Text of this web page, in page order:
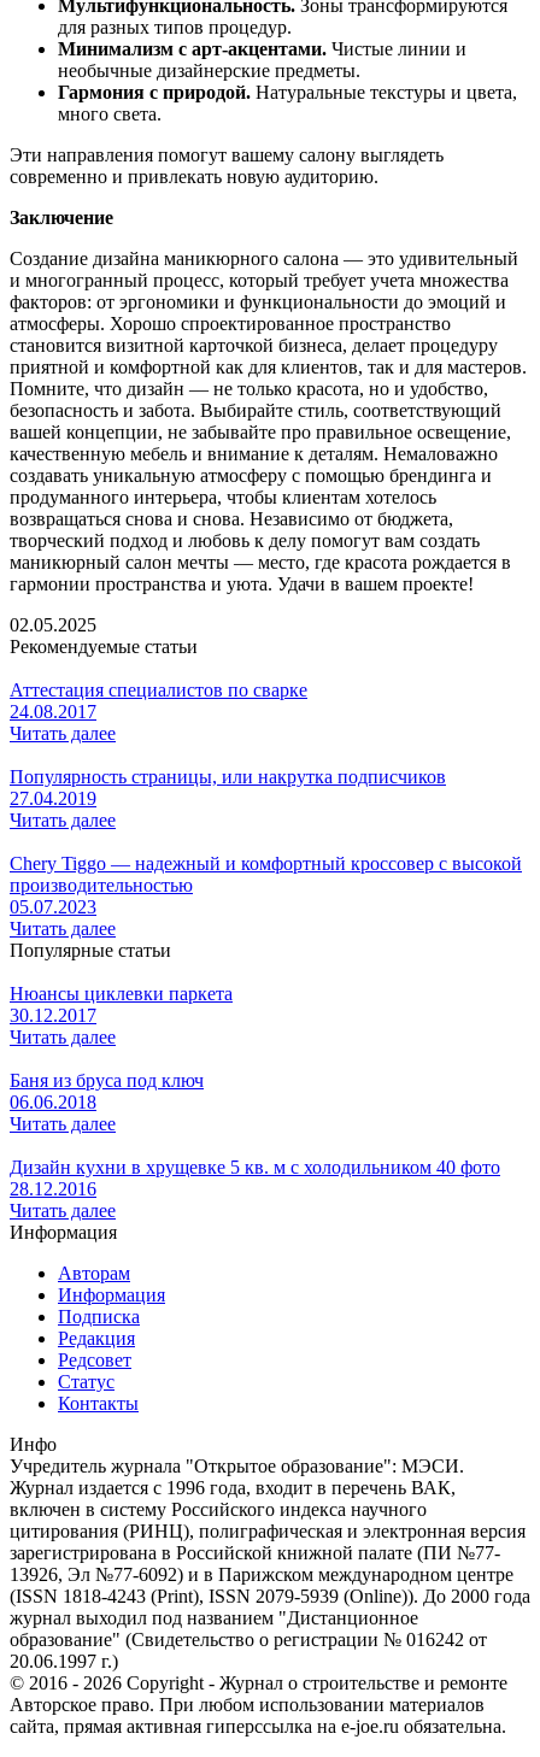
Мультифункциональность. Зоны трансформируются
для разных типов процедур.
Минимализм с арт-акцентами. Чистые линии и
необычные дизайнерские предметы.
Гармония с природой. Натуральные текстуры и цвета,
много света.
Эти направления помогут вашему салону выглядеть
современно и привлекать новую аудиторию.
Заключение
Создание дизайна маникюрного салона — это удивительный
и многогранный процесс, который требует учета множества
факторов: от эргономики и функциональности до эмоций и
атмосферы. Хорошо спроектированное пространство
становится визитной карточкой бизнеса, делает процедуру
приятной и комфортной как для клиентов, так и для мастеров.
Помните, что дизайн — не только красота, но и удобство,
безопасность и забота. Выбирайте стиль, соответствующий
вашей концепции, не забывайте про правильное освещение,
качественную мебель и внимание к деталям. Немаловажно
создавать уникальную атмосферу с помощью брендинга и
продуманного интерьера, чтобы клиентам хотелось
возвращаться снова и снова. Независимо от бюджета,
творческий подход и любовь к делу помогут вам создать
маникюрный салон мечты — место, где красота рождается в
гармонии пространства и уюта. Удачи в вашем проекте!
02.05.2025
Рекомендуемые статьи
Аттестация специалистов по сварке
24.08.2017
Читать далее
Популярность страницы, или накрутка подписчиков
27.04.2019
Читать далее
Chery Tiggo — надежный и комфортный кроссовер с высокой
производительностью
05.07.2023
Читать далее
Популярные статьи
Нюансы циклевки паркета
30.12.2017
Читать далее
Баня из бруса под ключ
06.06.2018
Читать далее
Дизайн кухни в хрущевке 5 кв. м с холодильником 40 фото
28.12.2016
Читать далее
Информация
Авторам
Информация
Подписка
Редакция
Редсовет
Статус
Контакты
Инфо
Учредитель журнала "Открытое образование": МЭСИ.
Журнал издается с 1996 года, входит в перечень ВАК,
включен в систему Российского индекса научного
цитирования (РИНЦ), полиграфическая и электронная версия
зарегистрирована в Российской книжной палате (ПИ №77-
13926, Эл №77-6092) и в Парижском международном центре
(ISSN 1818-4243 (Print), ISSN 2079-5939 (Online)). До 2000 года
журнал выходил под названием "Дистанционное
образование" (Свидетельство о регистрации № 016242 от
20.06.1997 г.)
© 2016 - 2026 Copyright - Журнал о строительстве и ремонте
Авторское право. При любом использовании материалов
сайта, прямая активная гиперссылка на e-joe.ru обязательна.